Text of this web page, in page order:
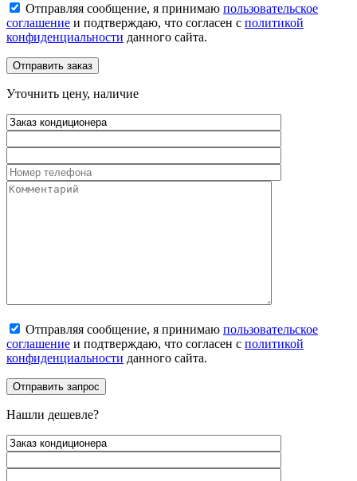
Отправляя сообщение, я принимаю пользовательское
соглашение и подтверждаю, что согласен с политикой
конфиденциальности данного сайта.
Уточнить цену, наличие
Отправляя сообщение, я принимаю пользовательское
соглашение и подтверждаю, что согласен с политикой
конфиденциальности данного сайта.
Нашли дешевле?